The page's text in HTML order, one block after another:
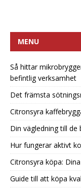
MENU
Så hittar
befintlig verksamhet
Det främsta
Citronsyra
Din vägledning till
Hur fungerar aktivt
Citronsyra köpa:
Guide till att köpa